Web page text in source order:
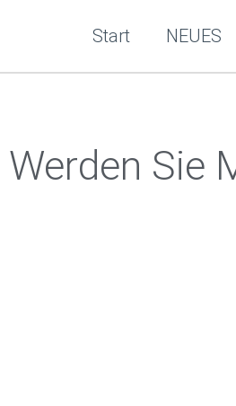
Start NEUES
Werden Sie